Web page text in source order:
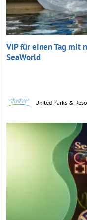
VIP für einen Tag mit
SeaWorld
United Parks &